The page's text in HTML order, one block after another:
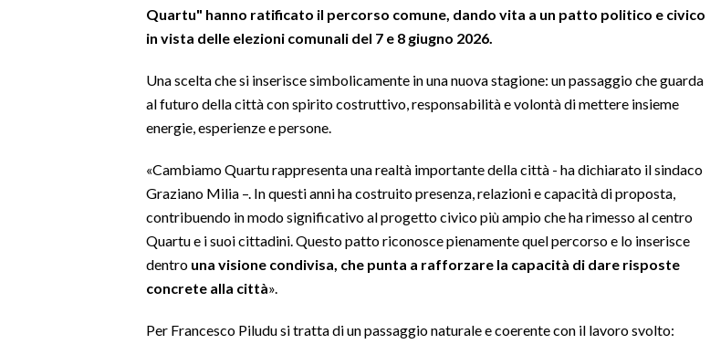
Quartu" hanno ratificato il percorso comune, dando vita a un patto politico e civico
in vista delle elezioni comunali del 7 e 8 giugno 2026.
Una scelta che si inserisce simbolicamente in una nuova stagione: un passaggio che guarda
al futuro della città con spirito costruttivo, responsabilità e volontà di mettere insieme
energie, esperienze e persone.
«Cambiamo Quartu rappresenta una realtà importante della città - ha dichiarato il sindaco
Graziano Milia –. In questi anni ha costruito presenza, relazioni e capacità di proposta,
contribuendo in modo significativo al progetto civico più ampio che ha rimesso al centro
Quartu e i suoi cittadini. Questo patto riconosce pienamente quel percorso e lo inserisce
dentro una visione condivisa, che punta a rafforzare la capacità di dare risposte
concrete alla città».
Per Francesco Piludu si tratta di un passaggio naturale e coerente con il lavoro svolto: